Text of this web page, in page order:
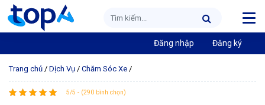
Đăng nhập Đăng ký
Trang chủ / Dịch Vụ / Chăm Sóc Xe /
5/5 - (290 bình chọn)